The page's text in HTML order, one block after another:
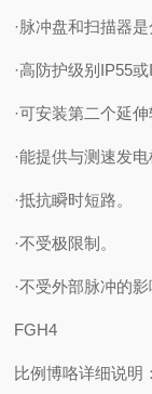
·脉冲盘和扫描器是
·高防护级别IP55或
·可安装第二个延伸
·能提供与测速发
·抵抗瞬时短路。
·不受极限制。
·不受外部脉冲的
FGH4
比例博咯详细说明